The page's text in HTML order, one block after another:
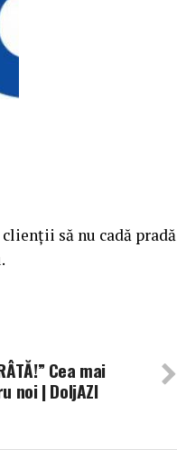
să nu cadă pradă
Cea mai
noi | DoljAZI